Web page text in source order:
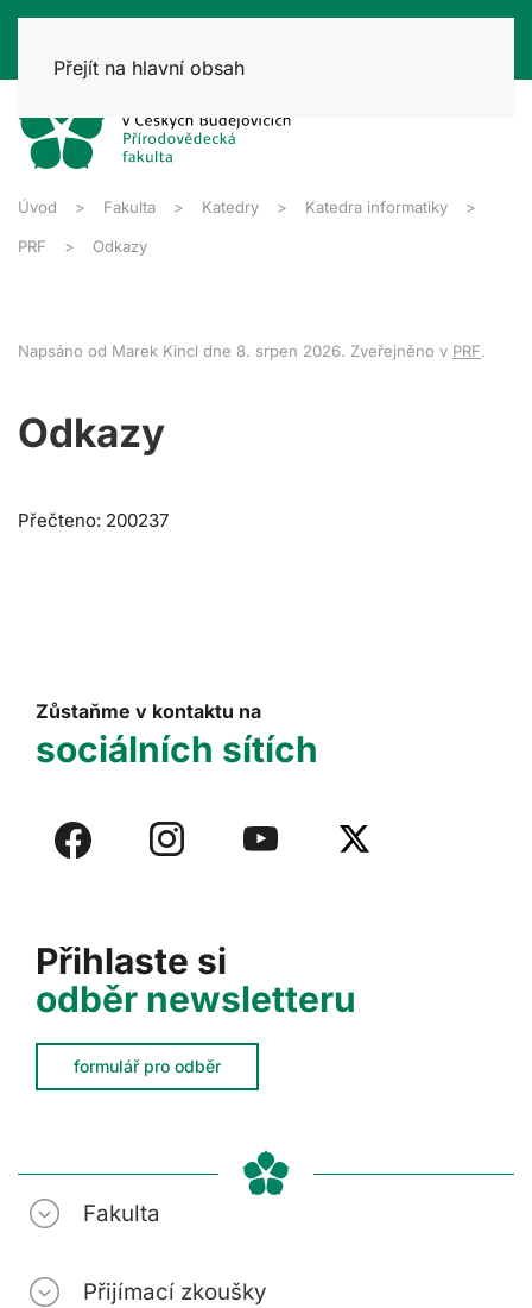
Přejít na hlavní obsah
Úvod Fakulta Katedry Katedra informatiky
PRF Odkazy
Napsáno od Marek Kincl dne 8. srpen 2026. Zveřejněno v PRF.
Odkazy
Přečteno: 200237
Přihlaste si
odběr newsletteru
formulář pro odběr
Zůstaňme v kontaktu na
sociálních sítích
Fakulta
Přijímací zkoušky